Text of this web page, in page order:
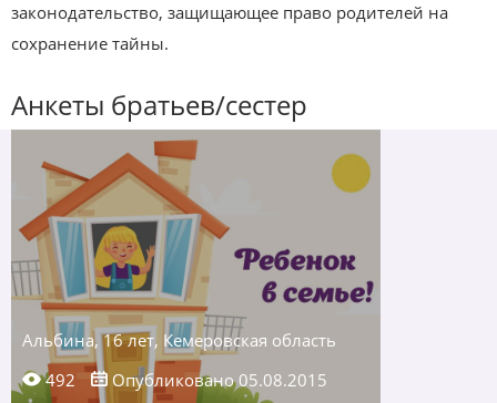
законодательство, защищающее право родителей на
сохранение тайны.
Анкеты братьев/сестер
Альбина, 16 лет, Кемеровская область
492
Опубликовано 05.08.2015